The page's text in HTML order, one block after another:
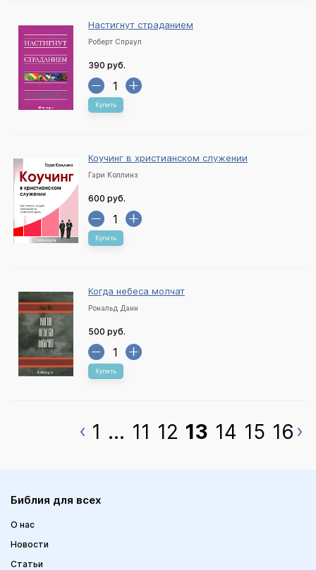
Настигнут страданием
Роберт Спраул
390 руб.
Купить
Коучинг в христианском служении
Гари Коллинз
600 руб.
Купить
Когда небеса молчат
Рональд Данн
500 руб.
Купить
1 ... 11 12 13 14 15 16
Библия для всех
О нас
Новости
Статьи